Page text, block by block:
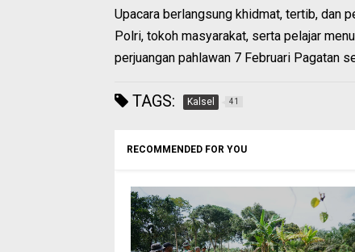
Upacara berlangsung khidmat, tertib, dan
Polri, tokoh masyarakat, serta pelajar
perjuangan pahlawan 7 Februari Pagatan
TAGS: Kalsel 41
RECOMMENDED FOR YOU